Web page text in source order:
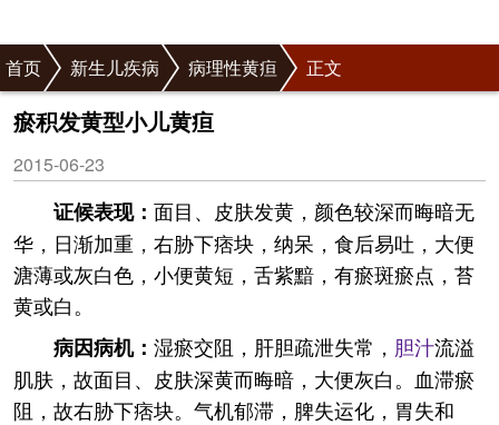
首页 新生儿疾病 病理性黄疸 正文
瘀积发黄型小儿黄疸
2015-06-23
证候表现： 面目、皮肤发黄，颜色较深而晦暗无
华，日渐加重，右胁下痞块，纳呆，食后易吐，大便
溏薄或灰白色，小便黄短，舌紫黯，有瘀斑瘀点，苔
黄或白。
病因病机： 湿瘀交阻，肝胆疏泄失常， 胆汁流溢
肌肤，故面目、皮肤深黄而晦暗，大便灰白。血滞瘀
阻，故右胁下痞块。气机郁滞，脾失运化，胃失和